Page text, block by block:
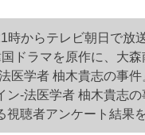
時からテレビ朝日で放
ドラマを原作に、大
医学者 柚木貴志の事
ン-法医学者 柚木貴志
視聴者アンケート結果